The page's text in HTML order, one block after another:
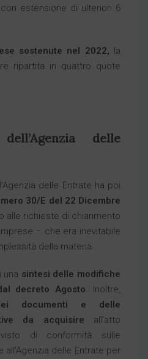
estensione di ulteriori 6
sostenute nel 2022, la
ripartita in quattro quote
delle
delle Entrate ha poi
30/E del 22 Dicembre
alle richieste di chiarimento
– che era inevitabile
della materia.
una sintesi delle modifiche
decreto Agosto. Inoltre,
documenti e delle
da acquisire all’atto
visto di conformità sulle
all’Agenzia delle Entrate per